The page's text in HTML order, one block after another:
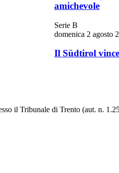
amichevole
Serie B
domenica 2 agosto
Il Südtirol
il Tribunale di Trento (aut. n.